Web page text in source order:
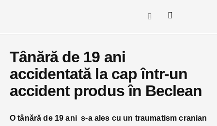
Tânără de 19 ani
accidentată la cap într-un
accident produs în Beclean
O tânără de 19 ani s-a ales cu un traumatism cranian